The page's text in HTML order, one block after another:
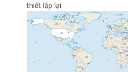
thiết lập lại.